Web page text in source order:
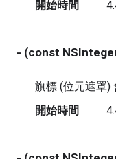
開始時間
- (const
旗標 (位元遮罩)
開始時間